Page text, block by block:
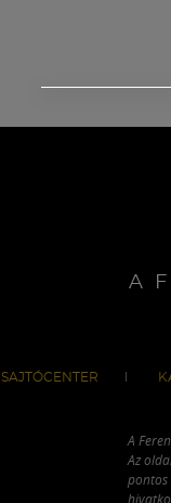
A
SAJTÓCENTER
A
Az
pontos